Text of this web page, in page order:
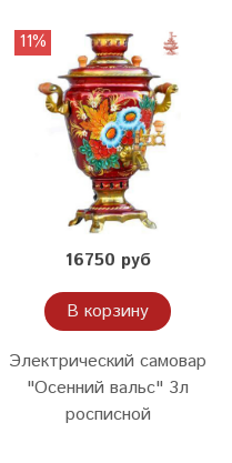
11%
16750 руб
В корзину
Электрический самовар
"Осенний вальс" 3л
росписной